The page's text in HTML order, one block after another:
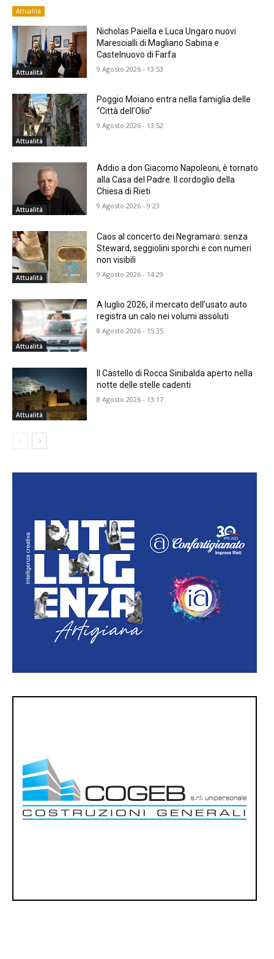
Attualità
Attualità
Nicholas Paiella e Luca Ungaro nuovi
Marescialli di Magliano Sabina e
Castelnuovo di Farfa
9 Agosto 2026 - 13:53
Attualità
Poggio Moiano entra nella famiglia delle
“Città dell’Olio”
9 Agosto 2026 - 13:52
Attualità
Addio a don Giacomo Napoleoni, è tornato
alla Casa del Padre. Il cordoglio della
Chiesa di Rieti
9 Agosto 2026 - 9:23
Attualità
Caos al concerto dei Negramaro: senza
Steward, seggiolini sporchi e con numeri
non visibili
9 Agosto 2026 - 14:29
Attualità
A luglio 2026, il mercato dell’usato auto
registra un calo nei volumi assoluti
8 Agosto 2026 - 15:35
Attualità
Il Castello di Rocca Sinibalda aperto nella
notte delle stelle cadenti
8 Agosto 2026 - 13:17